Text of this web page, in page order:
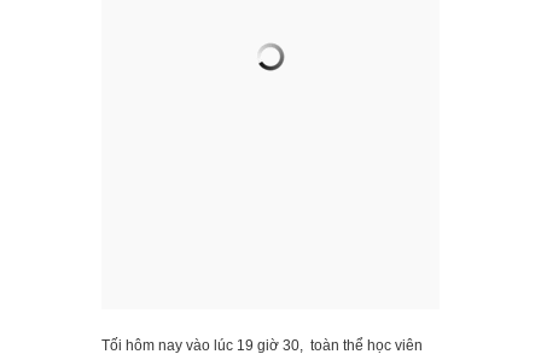
Tối hôm nay vào lúc 19 giờ 30, toàn thể học viên